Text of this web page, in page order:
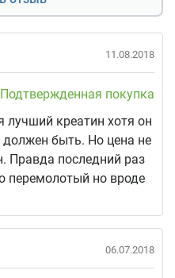
11.08.2018
Подтвержденная покупка
креатин хотя он
быть. Но цена не
Правда последний раз
перемолотый но вроде
06.07.2018